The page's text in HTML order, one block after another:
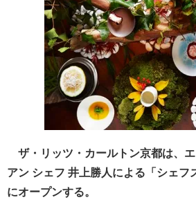
ザ・リッツ・カールトン京都は、
アン シェフ 井上勝人による「シェフ
にオープンする。